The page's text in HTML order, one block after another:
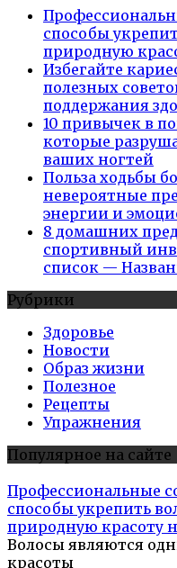
способы
природную
Избегайте
полезных
поддержания
10 привычек в
которые
ваших ногтей
Польза ходьбы
невероятные
энергии и
8 домашних
спортивный
список —
Рубрики
Здоровье
Новости
Образ жизни
Полезное
Рецепты
Упражнения
Популярное на сайте
Профессиональные
способы укрепить
природную красоту
Волосы являются
красоты